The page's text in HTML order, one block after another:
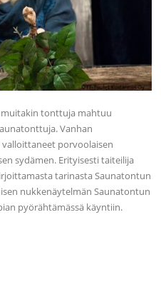
tonttuja mahtuu
Vanhan
porvoolaisen
sydämen. Erityisesti taiteilija
tarinasta Saunatontun
nukkenäytelmän Saunatontun
pyörähtämässä käyntiin.